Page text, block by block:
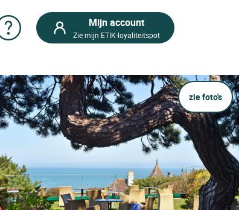
Mijn account
Zie mijn ETIK-loyaliteitspot
zie foto's